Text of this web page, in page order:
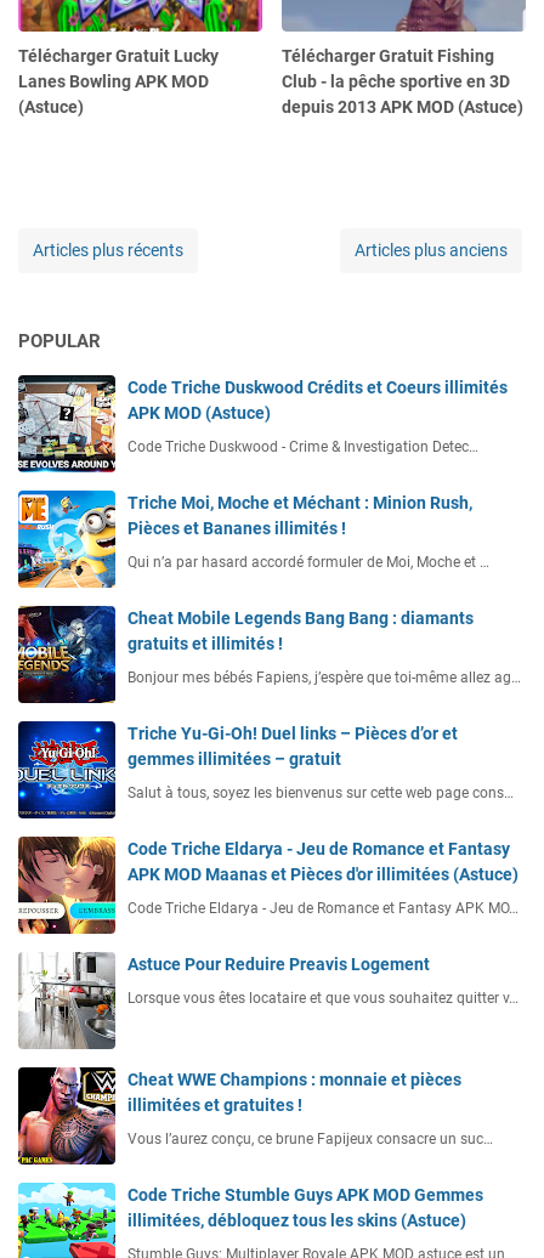
Télécharger Gratuit Lucky
Lanes Bowling APK MOD
(Astuce)
Télécharger Gratuit Fishing
Club - la pêche sportive en 3D
depuis 2013 APK MOD (Astuce)
Articles plus récents Articles plus anciens
POPULAR
Code Triche Duskwood Crédits et Coeurs illimités
APK MOD (Astuce)
Code Triche Duskwood - Crime & Investigation Detec…
Triche Moi, Moche et Méchant : Minion Rush,
Pièces et Bananes illimités !
Qui n’a par hasard accordé formuler de Moi, Moche et …
Cheat Mobile Legends Bang Bang : diamants
gratuits et illimités !
Bonjour mes bébés Fapiens, j’espère que toi-même allez ag…
Triche Yu-Gi-Oh! Duel links – Pièces d’or et
gemmes illimitées – gratuit
Salut à tous, soyez les bienvenus sur cette web page cons…
Code Triche Eldarya - Jeu de Romance et Fantasy
APK MOD Maanas et Pièces d'or illimitées (Astuce)
Code Triche Eldarya - Jeu de Romance et Fantasy APK MO…
Astuce Pour Reduire Preavis Logement
Lorsque vous êtes locataire et que vous souhaitez quitter v…
Cheat WWE Champions : monnaie et pièces
illimitées et gratuites !
Vous l’aurez conçu, ce brune Fapijeux consacre un suc…
Code Triche Stumble Guys APK MOD Gemmes
illimitées, débloquez tous les skins (Astuce)